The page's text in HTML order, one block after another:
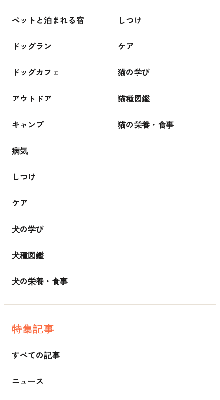
ペットと泊まれる宿
ドッグラン
ドッグカフェ
アウトドア
キャンプ
病気
しつけ
ケア
犬の学び
犬種図鑑
犬の栄養・食事
しつけ
ケア
猫の学び
猫種図鑑
猫の栄養・食事
特集記事
すべての記事
ニュース